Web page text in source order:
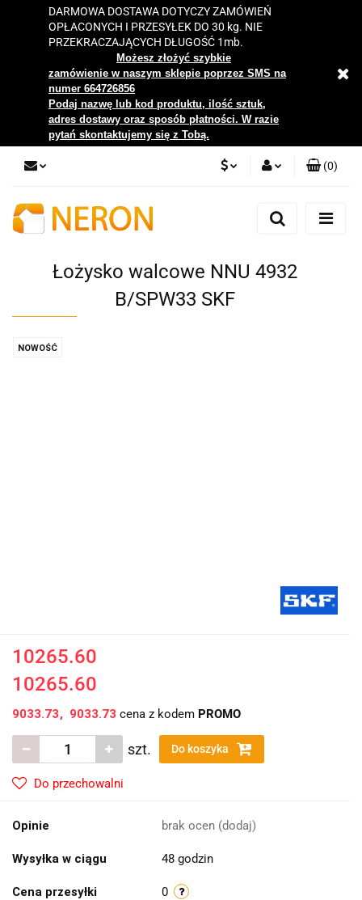
DARMOWA DOSTAWA DOTYCZY ZAMÓWIEŃ
OPŁACONYCH I PRZESYŁEK DO 30 kg. NIE
PRZEKRACZAJĄCYCH DŁUGOŚĆ 1mb.
Możesz złożyć szybkie
zamówienie w naszym sklepie poprzez SMS na
numer 664726856
Podaj nazwę lub kod produktu, ilość sztuk,
adres dostawy oraz sposób płatności. W razie
pytań skontaktujemy się z Tobą.
Zaloguj się
Zgody cookies
(0)
Łożysko walcowe NNU 4932
B/SPW33 SKF
NOWOŚĆ
10265.60
10265.60
9033.73 9033.73 cena z kodem PROMO
szt. Do koszyka
Do przechowalni
Opinie brak ocen (dodaj)
Wysyłka w ciągu 48 godzin
Cena przesyłki 0